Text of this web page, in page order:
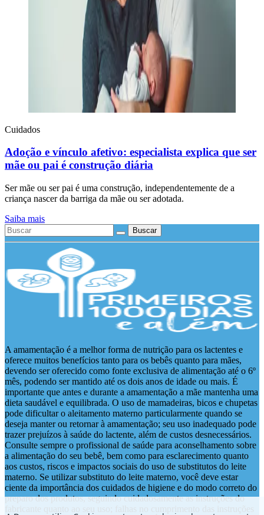
Cuidados
Adoção e vínculo afetivo: especialista explica que ser
mãe ou pai é construção diária
Ser mãe ou ser pai é uma construção, independentemente de a
criança nascer da barriga da mãe ou ser adotada.
Saiba mais
Buscar
A amamentação é a melhor forma de nutrição para os lactentes e
oferece muitos benefícios tanto para os bebês quanto para mães,
devendo ser oferecido como fonte exclusiva de alimentação até o 6º
mês, podendo ser mantido até os dois anos de idade ou mais. É
importante que antes e durante a amamentação a mãe mantenha uma
dieta saudável e equilibrada. O uso de mamadeiras, bicos e chupetas
pode dificultar o aleitamento materno particularmente quando se
deseja manter ou retornar à amamentação; seu uso inadequado pode
trazer prejuízos à saúde do lactente, além de custos desnecessários.
Consulte sempre o profissional de saúde para aconselhamento sobre
a alimentação do seu bebê, bem como para esclarecimento quanto
aos custos, riscos e impactos sociais do uso de substitutos do leite
materno. Se utilizar substituto do leite materno, você deve estar
ciente da importância dos cuidados de higiene e do modo correto do
preparo dos produtos, seguindo cuidadosamente as instruções do